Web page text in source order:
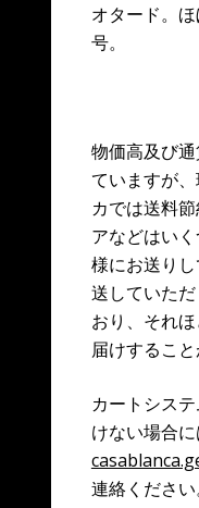
オタード。
号。
物価高及び
ていますが
カでは送料
アなどはい
様にお送り
送していた
おり、それ
届けすること
カートシス
けない場合
連絡ください